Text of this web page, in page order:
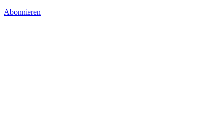
Abonnieren